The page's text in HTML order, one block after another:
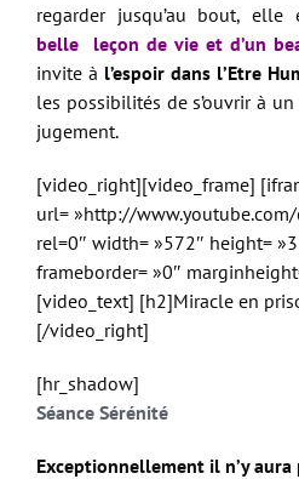
regarder jusqu’au bout, elle
belle leçon de vie et d’un
invite à l’espoir dans l’Etre
les possibilités de s’ouvrir à
jugement.
[video_right][video_frame]
url= »http://
rel=0″ width= »572″ height=
frameborder= »0″
[video_text] [h2]Miracle en
[/video_right]
[hr_shadow]
Séance Sérénité
Exceptionnellement il n’y aura